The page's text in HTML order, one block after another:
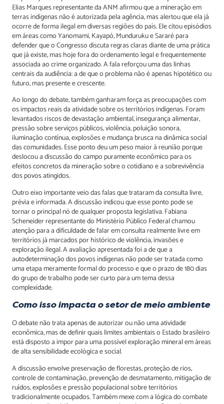
Elias Marques representante da ANM afirmou que a mineração em
terras indígenas não é autorizada pela agência, mas alertou que ela já
ocorre de forma ilegal em diversas regiões do país. Ele citou episódios
em áreas como Yanomami, Kayapó, Munduruku e Sararé para
defender que o Congresso discuta regras claras diante de uma prática
que já existe, mas hoje fora do ordenamento legal e frequentemente
associada ao crime organizado. A fala reforçou uma das linhas
centrais da audiência: a de que o problema não é apenas hipotético ou
futuro, mas presente e crescente.
Ao longo do debate, também ganharam força as preocupações com
os impactos reais da atividade sobre os territórios indígenas. Foram
levantados riscos de devastação ambiental, insegurança alimentar,
pressão sobre serviços públicos, violência, poluição sonora,
iluminação contínua, explosões e mudança brusca na dinâmica social
das comunidades. Esse ponto deu um peso maior à reunião porque
deslocou a discussão do campo puramente econômico para os
efeitos concretos da mineração sobre o cotidiano e a sobrevivência
dos povos atingidos.
Outro eixo importante veio das falas que trataram da consulta livre,
prévia e informada. A discussão indicou que esse ponto pode se
tornar o principal nó de qualquer proposta legislativa. Fabiana
Scheneider representante do Ministério Público Federal chamou
atenção para a dificuldade de falar em consulta realmente livre em
territórios já marcados por histórico de violência, invasões e
exploração ilegal. A avaliação apresentada foi a de que a
autodeterminação dos povos indígenas não pode ser tratada como
uma etapa meramente formal do processo e que o prazo de 180 dias
do grupo de trabalho pode ser curto para um tema dessa
complexidade.
Como isso impacta o setor de meio ambiente
O debate não trata apenas de autorizar ou não uma atividade
econômica, mas de definir quais limites ambientais o Estado brasileiro
está disposto a impor para uma possível exploração mineral em áreas
de alta sensibilidade ecológica e social.
A discussão envolve preservação de florestas, proteção de rios,
controle de contaminação, prevenção de desmatamento, mitigação de
ruídos, explosões e pressão populacional sobre territórios
tradicionalmente ocupados. Também mexe com a lógica do combate